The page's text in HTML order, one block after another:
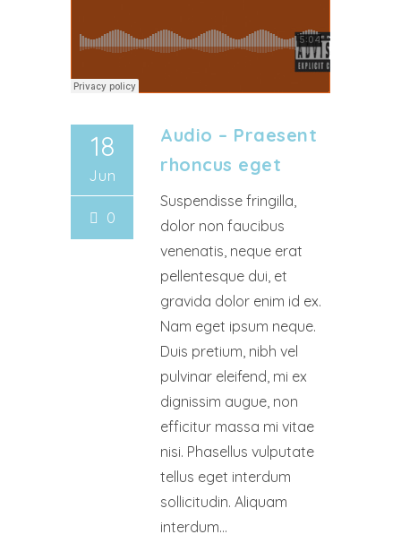
18
Jun
0
Audio – Praesent
rhoncus eget
Suspendisse fringilla,
dolor non faucibus
venenatis, neque erat
pellentesque dui, et
gravida dolor enim id ex.
Nam eget ipsum neque.
Duis pretium, nibh vel
pulvinar eleifend, mi ex
dignissim augue, non
efficitur massa mi vitae
nisi. Phasellus vulputate
tellus eget interdum
sollicitudin. Aliquam
interdum...